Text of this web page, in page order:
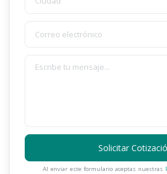
Al enviar este formulario aceptas nuestras
Solicitar